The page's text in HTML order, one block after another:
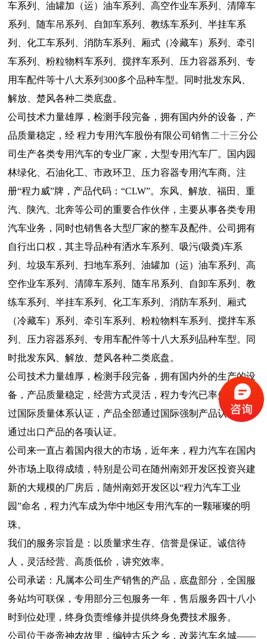
车系列、油罐加（运）油车系列、高空作业车系列、清障车
系列、随车吊系列、自卸车系列、教练车系列、半挂车系
列、化工车系列、消防车系列、厢式（冷藏车）系列、牵引
车系列、粉粒物料车系列、搅拌车系列、压力容器系列、专
用车配件等十八大系列300多个品种车型。同时批发东风、
解放、楚风各种二类底盘。
公司技术力量雄厚，检测手段完备，拥有国内外的设备，产
品质量稳定，经 程力专用汽车股份有限公司销售 二十三分公
司生产各类专用汽车的专业厂家，大型专用汽车厂。国内园
林绿化、石油化工、市政环卫、压力容器专用汽车商。注
册“程力威”牌，产品代码：“CLW”。东风、解放、福田、重
汽、陕汽、北奔等公司的重要合作伙伴，主要从事各类专用
汽车业务，同时也销售各大型厂家的整车及配件。公司拥有
自行出口权，其主导品种有洒水车系列、吸污(吸粪)车系
列、垃圾车系列、扫地车系列、油罐加（运）油车系列、高
空作业车系列、清障车系列、随车吊系列、自卸车系列、教
练车系列、半挂车系列、化工车系列、消防车系列、厢式
（冷藏车）系列、牵引车系列、粉粒物料车系列、搅拌车系
列、压力容器系列、专用车配件等十八大系列品种车型。同
时批发东风、解放、楚风各种二类底盘。
公司技术力量雄厚，检测手段完备，拥有国内外的生产的设
备，产品质量稳定，经营方式灵活，程力专汽已率先全面通
过国际质量体系认证，产品全部通过国际强制产品认证，并
通过出口产品的各项认证。
公司来一直占着国内很大的市场，近年来，程力汽车在国内
外市场上取得成绩，特别是公司在随州南郊开发区投资兴建
新的大规模的厂房后，随州南郊开发区以“程力汽车工业
园”命名，程力汽车成为华中地区专用汽车的一颗璀璨的明
珠。
我们的服务宗旨是：以质量求生存、信誉是保证。诚信待
人，灵活经营、高质低价，讲究效率。
公司承诺：凡属本公司生产销售的产品，底盘部分，全国服
务站均可联保，专用部分三包服务一年，售后服务四十八小
时到位处理，终身负责维修并提供终身免费技术服务。
公司位于炎帝神农故里，编钟古乐之乡，改装汽车名城——